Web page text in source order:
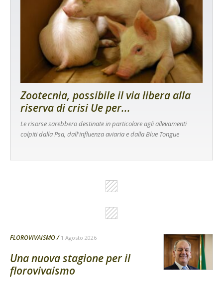
Zootecnia, possibile il via libera alla
riserva di crisi Ue per...
Le risorse sarebbero destinate in particolare agli allevamenti
colpiti dalla Psa, dall'influenza aviaria e dalla Blue Tongue
FLOROVIVAISMO 1 Agosto 2026
Una nuova stagione per il
florovivaismo